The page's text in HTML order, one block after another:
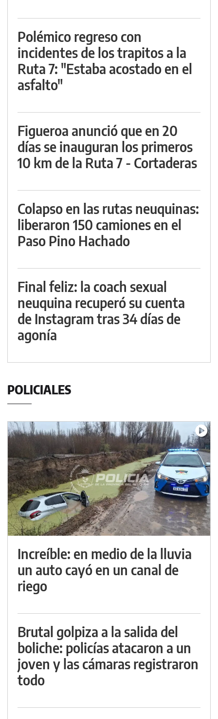
Polémico regreso con
incidentes de los trapitos a la
Ruta 7: "Estaba acostado en el
asfalto"
Figueroa anunció que en 20
días se inauguran los primeros
10 km de la Ruta 7 - Cortaderas
Colapso en las rutas neuquinas:
liberaron 150 camiones en el
Paso Pino Hachado
Final feliz: la coach sexual
neuquina recuperó su cuenta
de Instagram tras 34 días de
agonía
POLICIALES
Increíble: en medio de la lluvia
un auto cayó en un canal de
riego
Brutal golpiza a la salida del
boliche: policías atacaron a un
joven y las cámaras registraron
todo